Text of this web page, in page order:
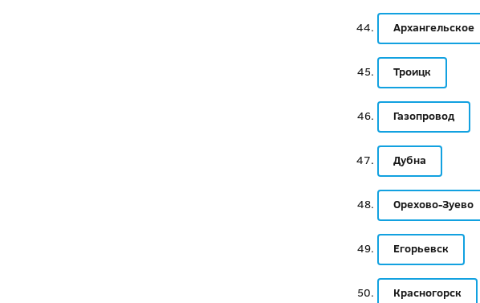
Архангельское
Троицк
Газопровод
Дубна
Орехово-Зуево
Егорьевск
Красногорск